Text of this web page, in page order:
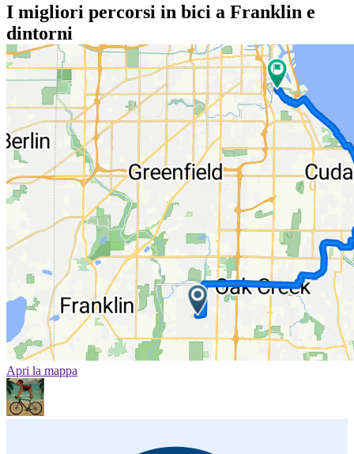
I migliori percorsi in bici a Franklin e
dintorni
Apri la mappa